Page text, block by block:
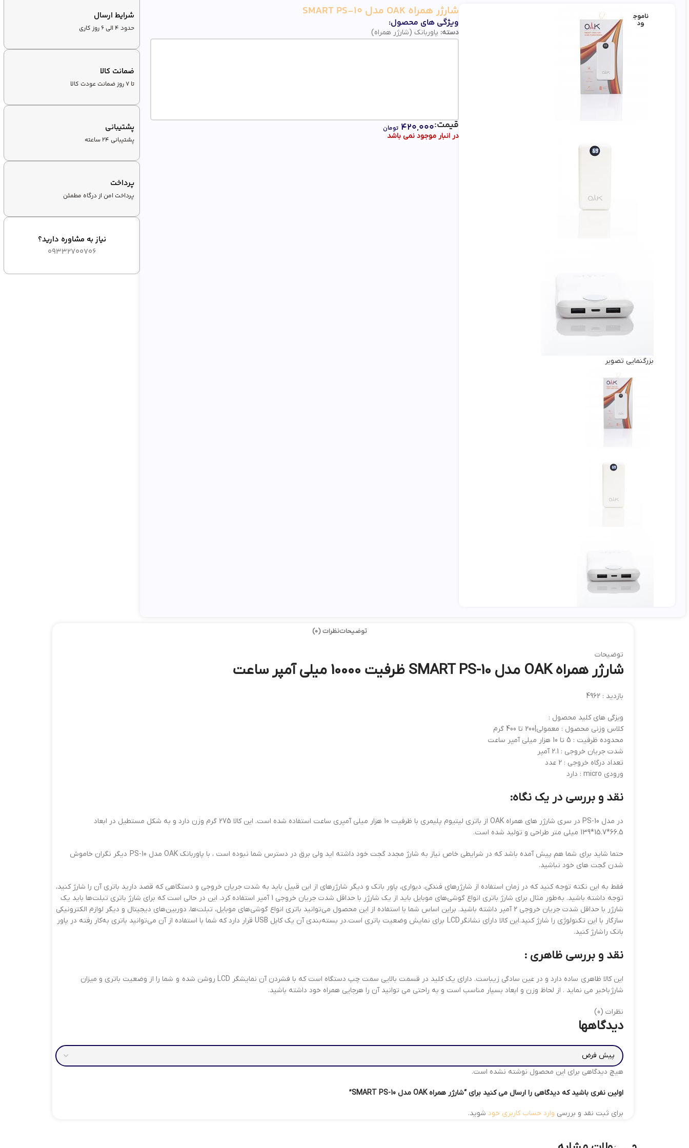
ناموج
ود
بزرگنمایی تصویر
شارژر همراه OAK مدل SMART PS-10
ویژگی های محصول:
دسته: پاوربانک (شارژر همراه)
در انبار موجود نمی باشد
قیمت:۴۲۰,۰۰۰ تومان
شرایط ارسال
حدود 4 الی 6 روز کاری
ضمانت کالا
تا ۷ روز ضمانت عودت کالا
پشتیبانی
پشتیبانی ۲۴ ساعته
پرداخت
پرداخت امن از درگاه مطمئن
نیاز به مشاوره دارید؟
09332700706
توضیحاتنظرات (0)
توضیحات
شارژر همراه OAK مدل SMART PS-10 ظرفیت 10000 میلی آمپر ساعت
بازدید : 4962
ویزگی های کلید محصول :
کلاس وزنی محصول : معمولی|200 تا 400 گرم
محدوده ظرفیت : 5 تا 10 هزار میلی آمپر ساعت
شدت جریان خروجی : 2.1 آمپر
تعداد درگاه خروجی : 2 عدد
ورودی micro : دارد
نقد و بررسی در یک نگاه:
در مدل PS-10 در سری شارژر های همراه OAK از باتری لیتیوم پلیمری با ظرفیت 10 هزار میلی آمپری ساعت استفاده شده است. این کالا 275 گرم وزن دارد و به شکل مستطیل در ابعاد
66.5*15.7*139 میلی متر طراحی و تولید شده است.
حتما شاید برای شما هم پیش آمده باشد که در شرایطی خاص نیاز به شارژ مجدد گجت خود داشته اید ولی برق در دسترس شما نبوده است ، با پاوربانک OAK مدل PS-10 دیگر نگران خاموش
شدن گجت های خود نباشید.
فقط به این نکته توجه کنید که در زمان استفاده از شارژرهای فندکی، دیواری، پاور بانک و دیگر شارژرهای از این قبیل باید به شدت جریان خروجی و دستگاهی که قصد دارید باتری آن را شارژ کنید،
توجه داشته باشید. به‌طور مثال برای شارژ باتری انواع گوشی‌های موبایل باید از یک شارژر با حداقل شدت جریان خروجی 1 آمپر استفاده کرد. این در حالی است که برای شارژ باتری تبلت‌ها باید یک
شارژر با حداقل شدت جریان خروجی 2 آمپر داشته باشید. براین اساس شما با استفاده از این محصول می‌توانید باتری انواع گوشی‌های موبایل، تبلت‌ها، دوربین‌های دیجیتال و دیگر لوازم الکترونیکی
سازگار با این تکنولوژی را شارژ کنید.این کالا دارای نشانگر LCD برای نمایش وضعیت باتری است.در بسته‌بندی آن یک کابل USB قرار دارد که شما با استفاده از آن می‌توانید باتری به‌کار رفته در پاور
بانک را شارژ کنید.
نقد و بررسی ظاهری :
این کالا ظاهری ساده دارد و در عین سادگی زیباست. دارای یک کلید در قسمت بالایی سمت چپ دستگاه است که با فشردن آن نمایشگر LCD روشن شده و شما را از وضعیت باتری و میزان
شارژ باخبر می نماید . از لحاظ وزن و ابعاد بسیار مناسب است و به راحتی می توانید آن را هرجایی همراه خود داشته باشید.
نظرات (0)
دیدگاهها
هیچ دیدگاهی برای این محصول نوشته نشده است.
اولین نفری باشید که دیدگاهی را ارسال می کنید برای “شارژر همراه OAK مدل SMART PS-10”
برای ثبت نقد و بررسی وارد حساب کاربری خود شوید.